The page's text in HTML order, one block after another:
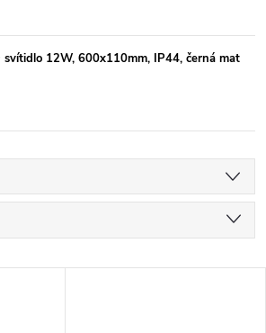
svítidlo 12W, 600x110mm, IP44, černá mat